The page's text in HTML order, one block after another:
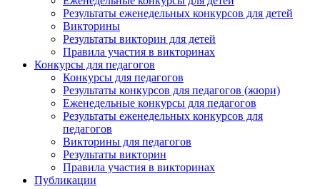
Результаты еженедельных конкурсов для детей
Викторины
Результаты викторин для детей
Правила участия в викторинах
Конкурсы для педагогов
Конкурсы для педагогов
Результаты конкурсов для педагогов (жюри)
Еженедельные конкурсы для педагогов
Результаты еженедельных конкурсов для
педагогов
Викторины для педагогов
Результаты викторин
Правила участия в викторинах
Публикации